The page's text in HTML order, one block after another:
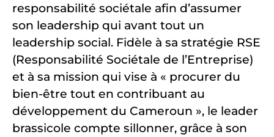
responsabilité sociétale afin d’assumer
son leadership qui avant tout un
leadership social. Fidèle à sa stratégie RSE
(Responsabilité Sociétale de l’Entreprise)
et à sa mission qui vise à « procurer du
bien-être tout en contribuant au
développement du Cameroun », le leader
brassicole compte sillonner, grâce à son